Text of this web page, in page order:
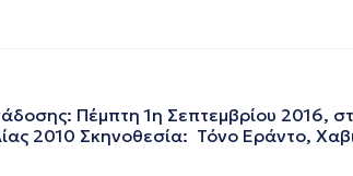
Πέμπτη 1η Σεπτεμβρίου 2016,
2010 Σκηνοθεσία: Τόνο Εράντο,